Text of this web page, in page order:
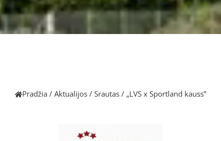
Pradžia / Aktualijos / Srautas / „LVS x Sportland kauss”